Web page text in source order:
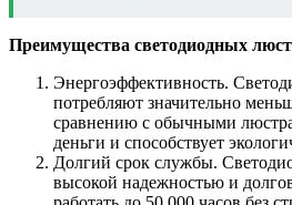
Преимущества светодиодных
Энергоэффективность.
потребляют значительно
сравнению с обычными
деньги и способствует
Долгий срок службы.
высокой надежностью и